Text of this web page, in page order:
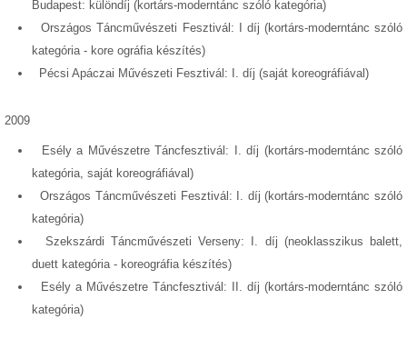
Budapest: különdíj (kortárs-moderntánc szóló kategória)
Országos Táncművészeti Fesztivál: I díj (kortárs-moderntánc szóló
kategória - kore ográfia készítés)
Pécsi Apáczai Művészeti Fesztivál: I. díj (saját koreográfiával)
2009
Esély a Művészetre Táncfesztivál: I. díj (kortárs-moderntánc szóló
kategória, saját koreográfiával)
Országos Táncművészeti Fesztivál: I. díj (kortárs-moderntánc szóló
kategória)
Szekszárdi Táncművészeti Verseny: I. díj (neoklasszikus balett,
duett kategória - koreográfia készítés)
Esély a Művészetre Táncfesztivál: II. díj (kortárs-moderntánc szóló
kategória)